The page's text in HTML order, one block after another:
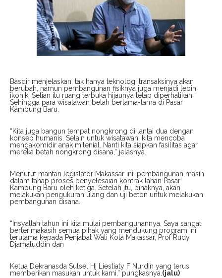
Basdir menjelaskan, tak hanya teknologi transaksinya akan
berubah, namun pembangunan fisiknya juga menjadi lebih
ikonik. Selian itu ruang terbuka hijaunya tetap diperhatikan.
Sehingga para wisatawan betah berlama-lama di Pasar
Kampung Baru.
“Kita juga bangun tempat nongkrong di lantai dua dengan
konsep humanis. Selain untuk wisatawan, kita mencoba
mengakomidir anak milenial. Nanti kita siapkan fasilitas agar
mereka betah nongkrong disana,” jelasnya.
Menurut mantan legislator Makassar ini, pembangunan masih
dalam tahap proses penyelesaian kontrak lahan Pasar
Kampung Baru oleh ketiga. Setelah itu, pihaknya, akan
melakukan pengukuran ulang dan uji beton untuk melakukan
pembangunan disana.
“Insyallah tahun ini kita mulai pembangunannya. Saya sangat
berterimakasih semua pihak yang mendukung program ini
terutama kepada Penjabat Wali Kota Makassar, Prof Rudy
Djamaluddin dan
Ketua Dekranasda Sulsel Hj Liestiaty F Nurdin yang terus
memberikan masukan untuk kami,” pungkasnya.(jalu)